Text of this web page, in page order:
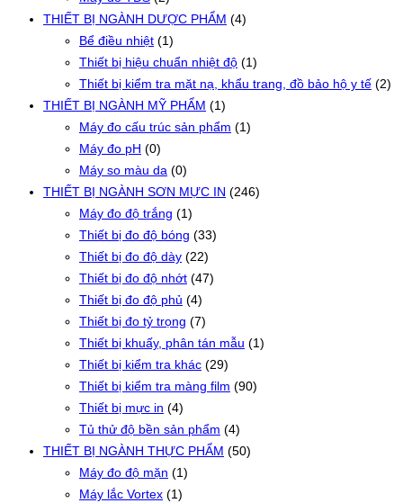
THIẾT BỊ NGÀNH DƯỢC PHẨM (4)
Bể điều nhiệt (1)
Thiết bị hiệu chuẩn nhiệt độ (1)
Thiết bị kiểm tra mặt nạ, khẩu trang, đồ bảo hộ y tế (2)
THIẾT BỊ NGÀNH MỸ PHẨM (1)
Máy đo cấu trúc sản phẩm (1)
Máy đo pH (0)
Máy so màu da (0)
THIẾT BỊ NGÀNH SƠN MỰC IN (246)
Máy đo độ trắng (1)
Thiết bị đo độ bóng (33)
Thiết bị đo độ dày (22)
Thiết bị đo độ nhớt (47)
Thiết bị đo độ phủ (4)
Thiết bị đo tỷ trọng (7)
Thiết bị khuấy, phân tán mẫu (1)
Thiết bị kiểm tra khác (29)
Thiết bị kiểm tra màng film (90)
Thiết bị mực in (4)
Tủ thử độ bền sản phẩm (4)
THIẾT BỊ NGÀNH THỰC PHẨM (50)
Máy đo độ mặn (1)
Máy lắc Vortex (1)